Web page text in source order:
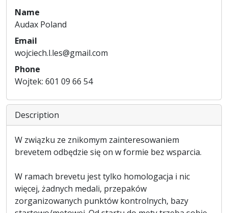
Name
Audax Poland
Email
wojciech.l.les@gmail.com
Phone
Wojtek: 601 09 66 54
Description
W związku ze znikomym zainteresowaniem
brevetem odbędzie się on w formie bez wsparcia.
W ramach brevetu jest tylko homologacja i nic
więcej, żadnych medali, przepaków
zorganizowanych punktów kontrolnych, bazy